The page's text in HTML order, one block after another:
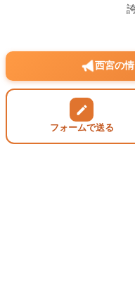
西宮の
フォームで送る